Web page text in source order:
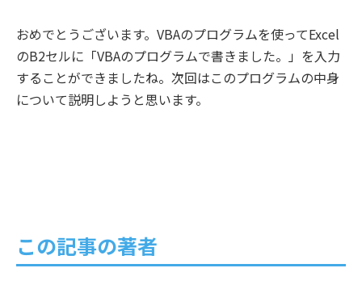
おめでとうございます。VBAのプログラムを使ってExcel
のB2セルに「VBAのプログラムで書きました。」を入力
することができましたね。次回はこのプログラムの中身
について説明しようと思います。
この記事の著者